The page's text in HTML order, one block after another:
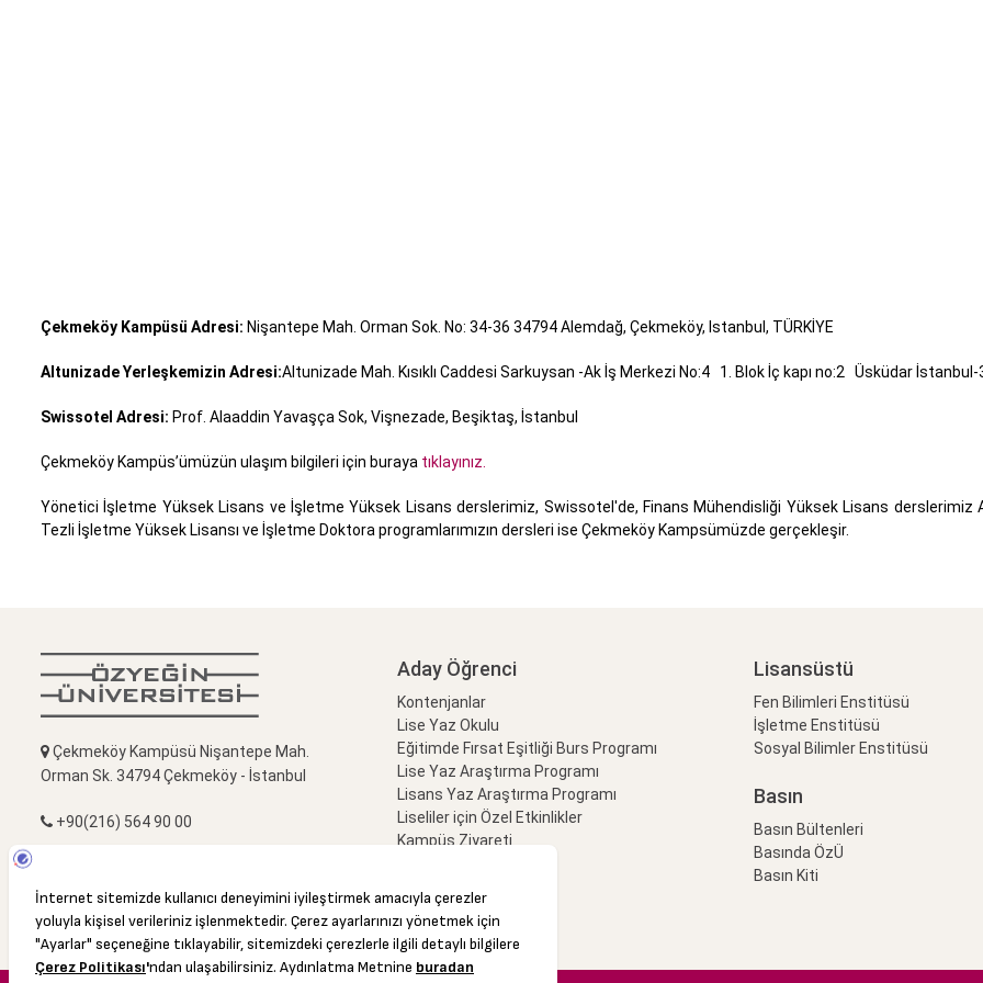
Çekmeköy Kampüsü Adresi: Nişantepe Mah. Orman Sok. No: 34-36 34794 Alemdağ, Çekmeköy, Istanbul, TÜRKİYE
Altunizade Yerleşkemizin Adresi:Altunizade Mah. Kısıklı Caddesi Sarkuysan -Ak İş Merkezi No:4 1. Blok İç kapı no:2 Üsküdar İstanbul-
Swissotel Adresi: Prof. Alaaddin Yavaşça Sok, Vişnezade, Beşiktaş, İstanbul
Çekmeköy Kampüs’ümüzün ulaşım bilgileri için buraya tıklayınız.
Yönetici İşletme Yüksek Lisans ve İşletme Yüksek Lisans derslerimiz, Swissotel'de, Finans Mühendisliği Yüksek Lisans derslerimiz
Tezli İşletme Yüksek Lisansı ve İşletme Doktora programlarımızın dersleri ise Çekmeköy Kampsümüzde gerçekleşir.
Çekmeköy Kampüsü Nişantepe Mah.
Orman Sk. 34794 Çekmeköy - İstanbul
+90(216) 564 90 00
info@ozyegin.edu.tr
Aday Öğrenci
Kontenjanlar
Lise Yaz Okulu
Eğitimde Fırsat Eşitliği Burs Programı
Lise Yaz Araştırma Programı
Lisans Yaz Araştırma Programı
Liseliler için Özel Etkinlikler
Kampüs Ziyareti
Lisansüstü
Fen Bilimleri Enstitüsü
İşletme Enstitüsü
Sosyal Bilimler Enstitüsü
Basın
Basın Bültenleri
Basında ÖzÜ
Basın Kiti